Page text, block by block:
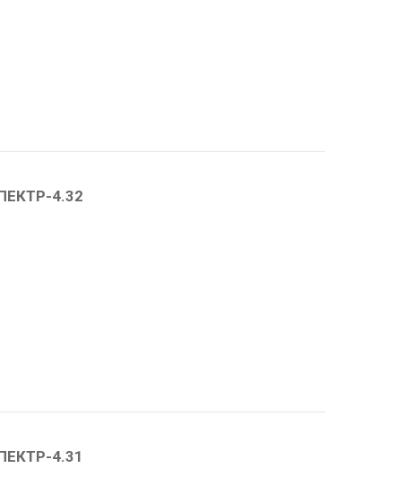
4.32
4.31